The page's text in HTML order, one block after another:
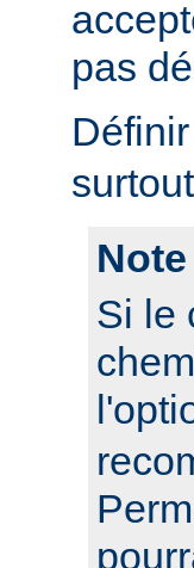
pas
Définir
Note
Si le